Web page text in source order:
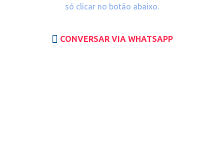
só clicar no botão abaixo.
CONVERSAR VIA WHATSAPP